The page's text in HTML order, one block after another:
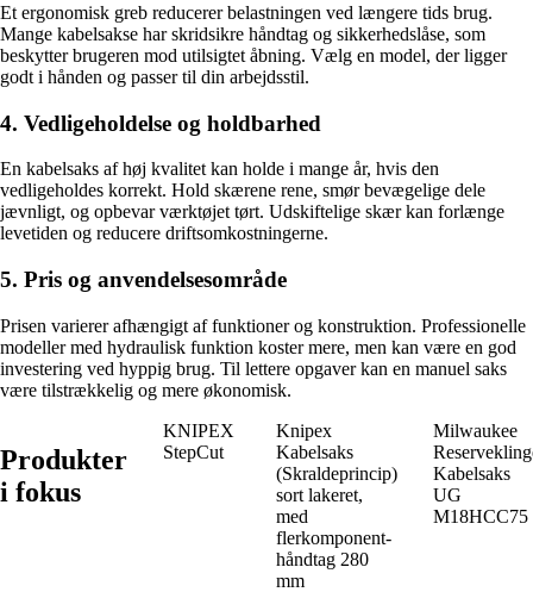
Et ergonomisk greb reducerer belastningen ved længere tids brug.
Mange kabelsakse har skridsikre håndtag og sikkerhedslåse, som
beskytter brugeren mod utilsigtet åbning. Vælg en model, der ligger
godt i hånden og passer til din arbejdsstil.
4. Vedligeholdelse og holdbarhed
En kabelsaks af høj kvalitet kan holde i mange år, hvis den
vedligeholdes korrekt. Hold skærene rene, smør bevægelige dele
jævnligt, og opbevar værktøjet tørt. Udskiftelige skær kan forlænge
levetiden og reducere driftsomkostningerne.
5. Pris og anvendelsesområde
Prisen varierer afhængigt af funktioner og konstruktion. Professionelle
modeller med hydraulisk funktion koster mere, men kan være en god
investering ved hyppig brug. Til lettere opgaver kan en manuel saks
være tilstrækkelig og mere økonomisk.
Produkter
i fokus
KNIPEX
StepCut
Knipex
Kabelsaks
(Skraldeprincip)
sort lakeret,
med
flerkomponent-
håndtag 280
mm
Milwaukee
Kabelsaks
UG
M18HCC75